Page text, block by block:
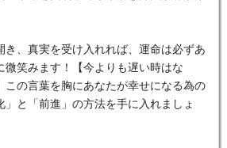
き、真実を受け入れれば、運命は必ずあ
微笑みます！【今よりも遅い時はな
この言葉を胸にあなたが幸せになる為の
」と「前進」の方法を手に入れましょ